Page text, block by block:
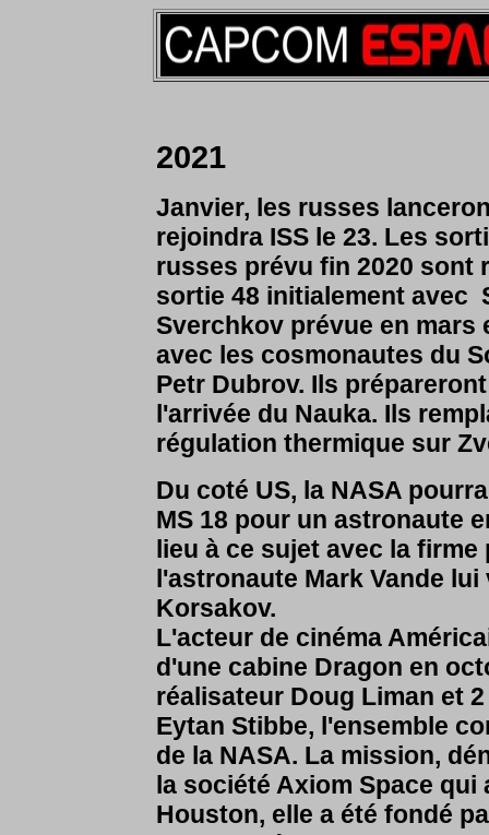
2021
Janvier, les russes
rejoindra ISS le 23. Les
russes prévu fin 2020 sont
sortie 48 initialement avec
Sverchkov prévue en mars
avec les cosmonautes du
Petr Dubrov. Ils
l'arrivée du Nauka. Ils
régulation thermique sur
Du coté US, la NASA
MS 18 pour un astronaute
lieu à ce sujet avec la
l'astronaute Mark Vande
Korsakov.
L'acteur de cinéma
d'une cabine Dragon en
réalisateur Doug Liman et
Eytan Stibbe, l'ensemble
de la NASA. La mission,
la société Axiom Space qui
Houston, elle a été fondé